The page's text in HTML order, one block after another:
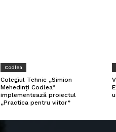
Codlea
Colegiul Tehnic „Simion
Mehedinți Codlea”
implementează proiectul
„Practica pentru viitor”